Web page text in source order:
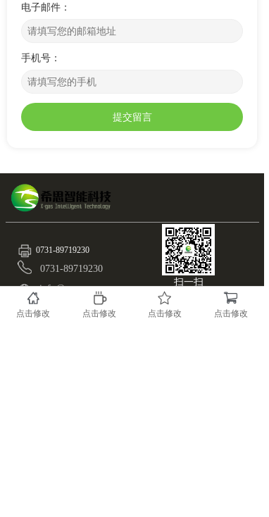
电子邮件：
手机号：
扫一扫
随时关注X-GAS最新资
0731-89719230
info@x-gas.com
湖南.长沙.国家高新区麓谷基地麓天路8号
0731-89719230
点击修改 点击修改 点击修改 点击修改